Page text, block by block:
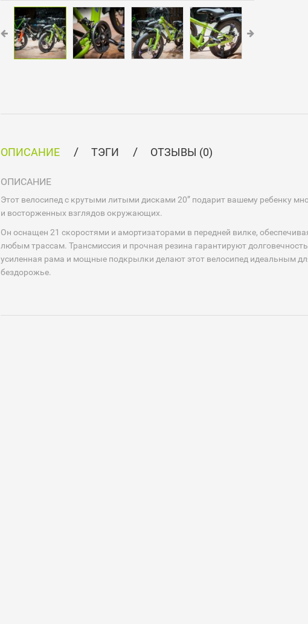
ОПИСАНИЕ ТЭГИ ОТЗЫВЫ (0)
ОПИСАНИЕ
Этот велосипед с крутыми литыми дисками 20” подарит вашему ребенку
и восторженных взглядов окружающих.
Он оснащен 21 скоростями и амортизаторами в передней вилке,
любым трассам. Трансмиссия и прочная резина гарантируют
усиленная рама и мощные подкрылки делают этот велосипед идеальным
бездорожье.